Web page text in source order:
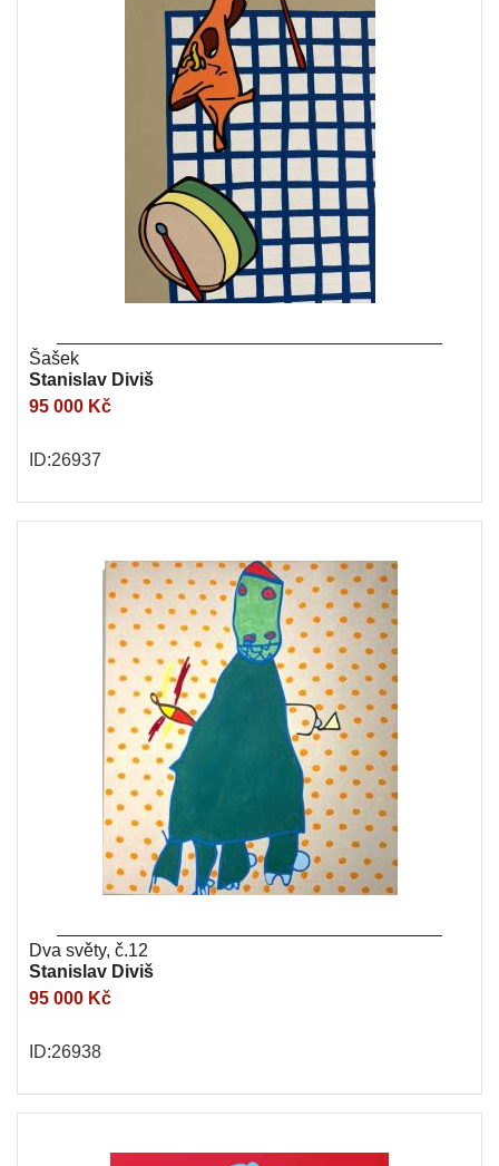
Šašek
Stanislav Diviš
95 000 Kč
ID:26937
Dva světy, č.12
Stanislav Diviš
95 000 Kč
ID:26938